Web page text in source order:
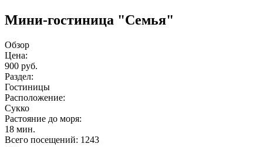
Мини-гостиница "Семья"
Обзор
Цена:
900 руб.
Раздел:
Гостиницы
Расположение:
Сукко
Растояние до моря:
18 мин.
Всего посещений: 1243